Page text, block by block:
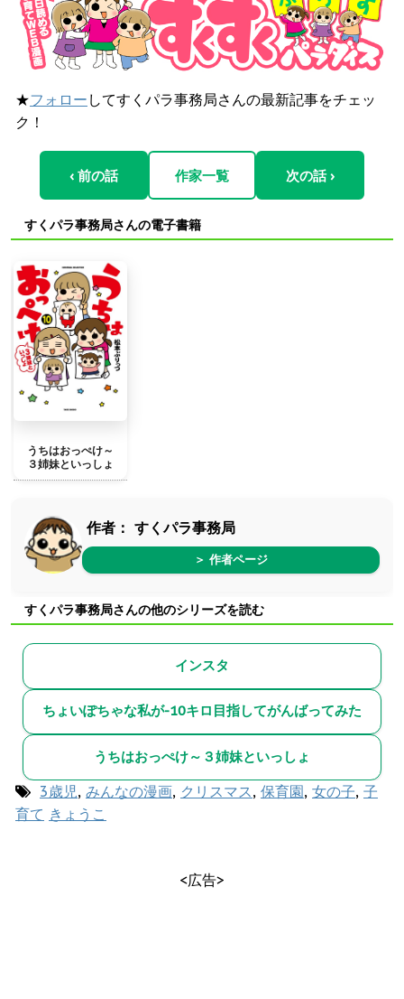
★フォロー してすくパラ事務局さんの最新記事をチェッ
ク！
‹ 前の話 作家一覧 次の話 ›
すくパラ事務局さんの電子書籍
うちはおっぺけ～
３姉妹といっしょ
作者： すくパラ事務局
＞ 作者ページ
すくパラ事務局さんの他のシリーズを読む
インスタ
ちょいぽちゃな私が-10キロ目指してがんばってみた
うちはおっぺけ～３姉妹といっしょ
3歳児, みんなの漫画, クリスマス , 保育園, 女の子, 子
育て きょうこ
<広告>